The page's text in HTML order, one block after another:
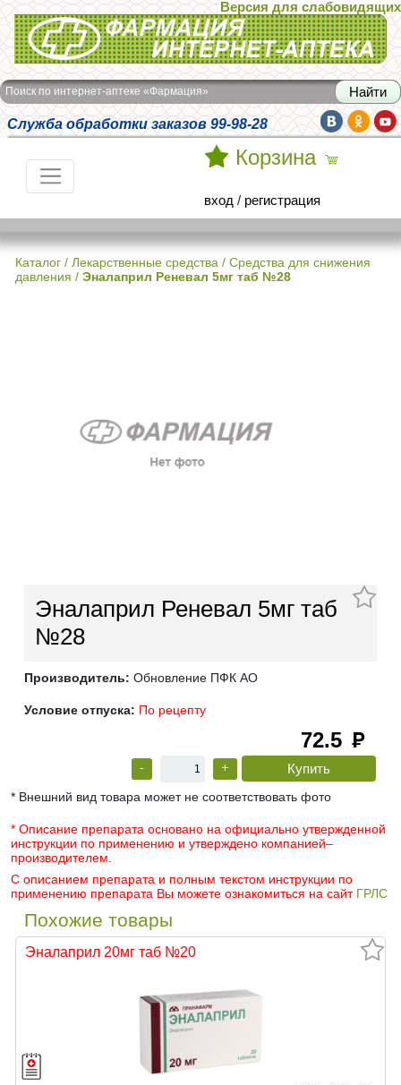
Интернет-аптека Фармация
Версия для слабовидящих
Поиск по интернет-аптеке «Фармация»
Служба обработки заказов 99-98-28
Корзина
вход / регистрация
Каталог / Лекарственные средства / Средства для снижения
давления / Эналаприл Реневал 5мг таб №28
Эналаприл Реневал 5мг таб
№28
Производитель: Обновление ПФК АО
Условие отпуска: По рецепту
72.5 руб
- +
* Внешний вид товара может не соответствовать фото
* Описание препарата основано на официально утвержденной
инструкции по применению и утверждено компанией–
производителем.
С описанием препарата и полным текстом инструкции по
применению препарата Вы можете ознакомиться на сайт ГРЛС
Похожие товары
Эналаприл 20мг таб №20